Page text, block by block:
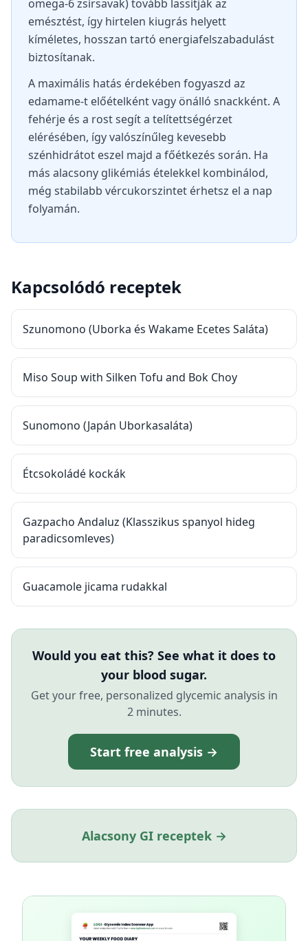
omega-6 zsírsavak) tovább lassítják az
emésztést, így hirtelen kiugrás helyett
kíméletes, hosszan tartó energiafelszabadulást
biztosítanak.
A maximális hatás érdekében fogyaszd az
edamame-t előételként vagy önálló snackként. A
fehérje és a rost segít a telítettségérzet
elérésében, így valószínűleg kevesebb
szénhidrátot eszel majd a főétkezés során. Ha
más alacsony glikémiás ételekkel kombinálod,
még stabilabb vércukorszintet érhetsz el a nap
folyamán.
Kapcsolódó receptek
Szunomono (Uborka és Wakame Ecetes Saláta)
Miso Soup with Silken Tofu and Bok Choy
Sunomono (Japán Uborkasaláta)
Étcsokoládé kockák
Gazpacho Andaluz (Klasszikus spanyol hideg
paradicsomleves)
Guacamole jicama rudakkal
Would you eat this? See what it does to
your blood sugar.
Get your free, personalized glycemic analysis in
2 minutes.
Start free analysis →
Alacsony GI receptek →